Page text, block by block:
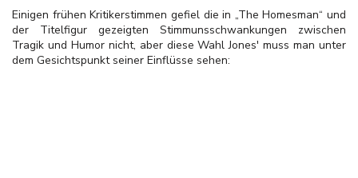
Einigen frühen Kritikerstimmen gefiel die in „The Homesman“ und
der Titelfigur gezeigten Stimmunsschwankungen zwischen
Tragik und Humor nicht, aber diese Wahl Jones' muss man unter
dem Gesichtspunkt seiner Einflüsse sehen: